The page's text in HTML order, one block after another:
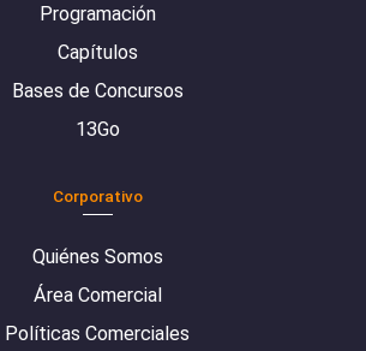
Programación
Capítulos
Bases de Concursos
13Go
Corporativo
Quiénes Somos
Área Comercial
Políticas Comerciales